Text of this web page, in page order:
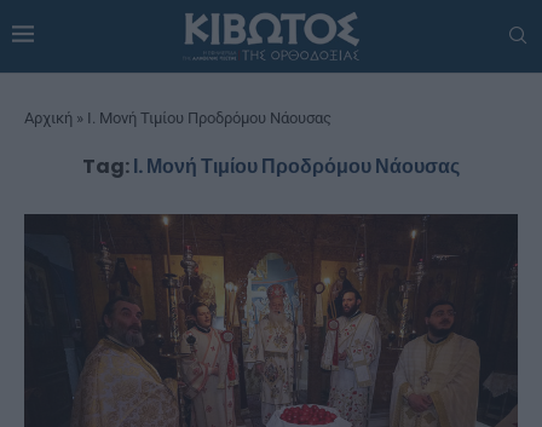
Αρχική » Ι. Μονή Τιμίου Προδρόμου Νάουσας
Tag:Ι. Μονή Τιμίου Προδρόμου Νάουσας